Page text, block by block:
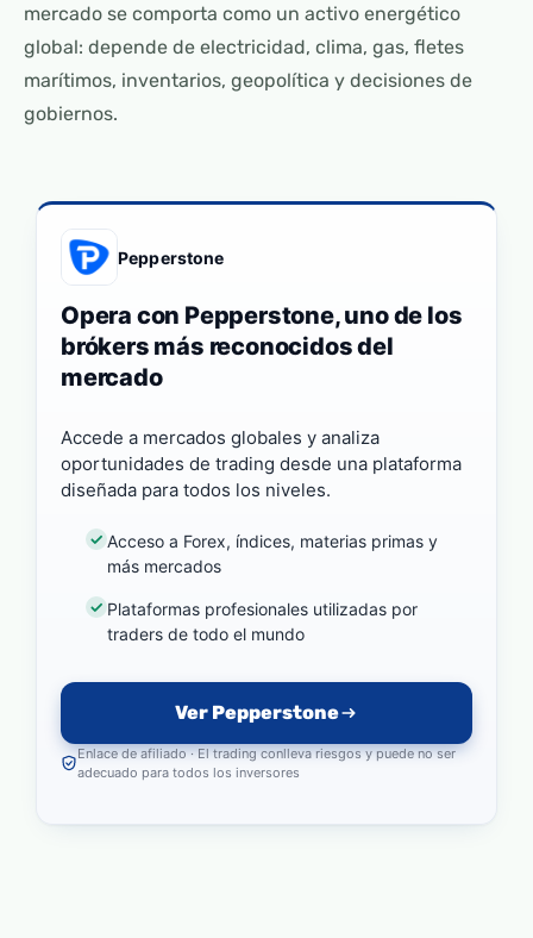
mercado se comporta como un activo energético
global: depende de electricidad, clima, gas, fletes
marítimos, inventarios, geopolítica y decisiones de
gobiernos.
Pepperstone
Opera con Pepperstone, uno de los
brókers más reconocidos del
mercado
Accede a mercados globales y analiza
oportunidades de trading desde una plataforma
diseñada para todos los niveles.
Acceso a Forex, índices, materias primas y
más mercados
Plataformas profesionales utilizadas por
traders de todo el mundo
Ver Pepperstone
Enlace de afiliado · El trading conlleva riesgos y puede no ser
adecuado para todos los inversores